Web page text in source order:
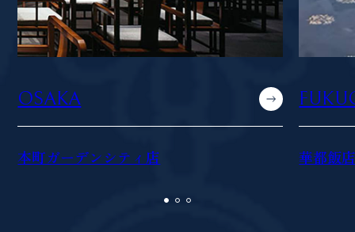
OSAKA
本町ガーデンシティ店 華都飯